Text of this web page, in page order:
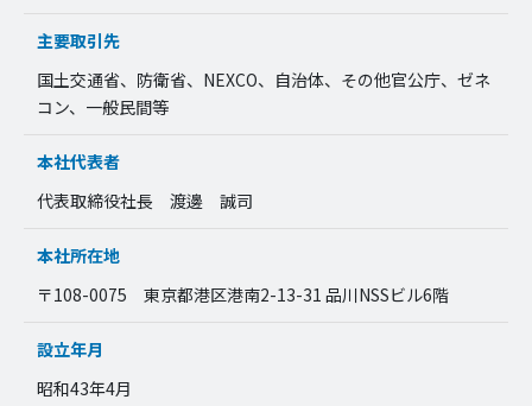
主要取引先
国土交通省、防衛省、NEXCO、自治体、その他官公庁、ゼネ
コン、一般民間等
本社代表者
代表取締役社長 渡邊 誠司
本社所在地
〒108-0075 東京都港区港南2-13-31 品川NSSビル6階
設立年月
昭和43年4月